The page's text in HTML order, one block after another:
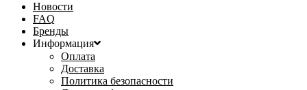
Новости
FAQ
Бренды
Информация
Оплата
Доставка
Политика безопасности